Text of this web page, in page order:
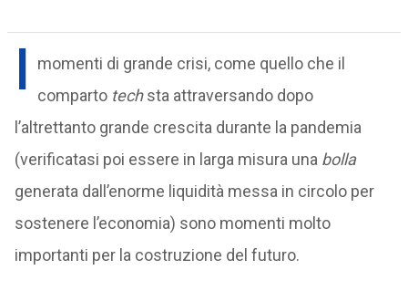
I
momenti di grande crisi, come quello che il
comparto techsta attraversando dopo
l’altrettanto grande crescita durante la pandemia
(verificatasi poi essere in larga misura una bolla
generata dall’enorme liquidità messa in circolo per
sostenere l’economia) sono momenti molto
importanti per la costruzione del futuro.